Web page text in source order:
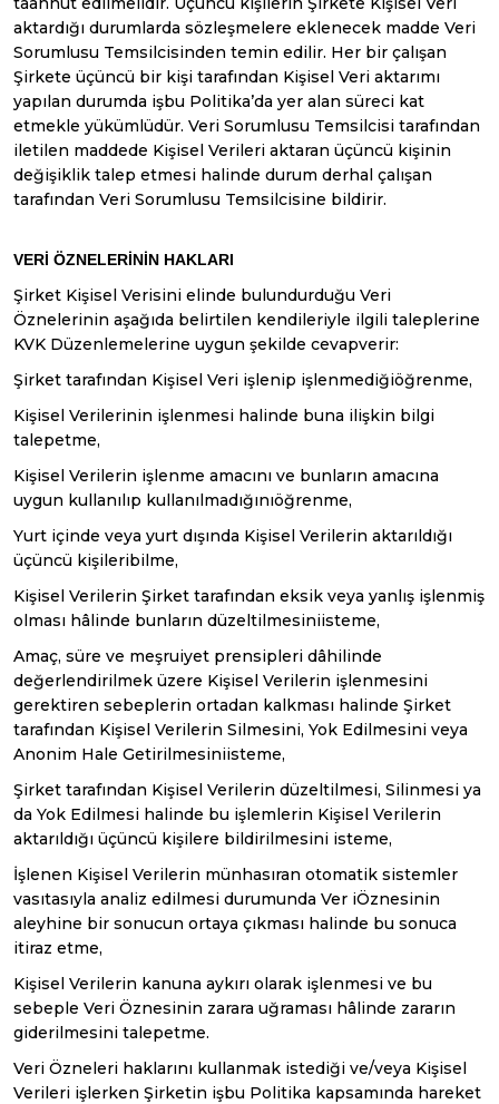
aktardığı durumlarda sözleşmelere eklenecek madde Veri
Sorumlusu Temsilcisinden temin edilir. Her bir çalışan
Şirkete üçüncü bir kişi tarafından Kişisel Veri aktarımı
yapılan durumda işbu Politika’da yer alan süreci kat
etmekle yükümlüdür. Veri Sorumlusu Temsilcisi tarafından
iletilen maddede Kişisel Verileri aktaran üçüncü kişinin
değişiklik talep etmesi halinde durum derhal çalışan
tarafından Veri Sorumlusu Temsilcisine bildirir.
VERİ ÖZNELERİNİN HAKLARI
Şirket Kişisel Verisini elinde bulundurduğu Veri
Öznelerinin aşağıda belirtilen kendileriyle ilgili taleplerine
KVK Düzenlemelerine uygun şekilde cevapverir:
Şirket tarafından Kişisel Veri işlenip işlenmediğiöğrenme,
Kişisel Verilerinin işlenmesi halinde buna ilişkin bilgi
talepetme,
Kişisel Verilerin işlenme amacını ve bunların amacına
uygun kullanılıp kullanılmadığınıöğrenme,
Yurt içinde veya yurt dışında Kişisel Verilerin aktarıldığı
üçüncü kişileribilme,
Kişisel Verilerin Şirket tarafından eksik veya yanlış işlenmiş
olması hâlinde bunların düzeltilmesiniisteme,
Amaç, süre ve meşruiyet prensipleri dâhilinde
değerlendirilmek üzere Kişisel Verilerin işlenmesini
gerektiren sebeplerin ortadan kalkması halinde Şirket
tarafından Kişisel Verilerin Silmesini, Yok Edilmesini veya
Anonim Hale Getirilmesiniisteme,
Şirket tarafından Kişisel Verilerin düzeltilmesi, Silinmesi ya
da Yok Edilmesi halinde bu işlemlerin Kişisel Verilerin
aktarıldığı üçüncü kişilere bildirilmesini isteme,
İşlenen Kişisel Verilerin münhasıran otomatik sistemler
vasıtasıyla analiz edilmesi durumunda Ver iÖznesinin
aleyhine bir sonucun ortaya çıkması halinde bu sonuca
itiraz etme,
Kişisel Verilerin kanuna aykırı olarak işlenmesi ve bu
sebeple Veri Öznesinin zarara uğraması hâlinde zararın
giderilmesini talepetme.
Veri Özneleri haklarını kullanmak istediği ve/veya Kişisel
Verileri işlerken Şirketin işbu Politika kapsamında hareket